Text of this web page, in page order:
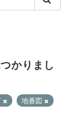
かりまし
地番図